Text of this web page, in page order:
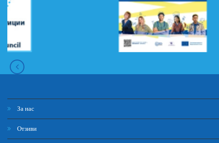
За нас
Отзиви